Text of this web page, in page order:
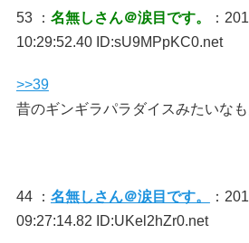
53 ： 名無しさん＠涙目です。
：
10:29:52.40 ID:sU9MPpKC0.net
>>39
昔のギンギラパラダイスみたいなも
44 ： 名無しさん＠涙目です。
：
09:27:14.82 ID:UKel2hZr0.net